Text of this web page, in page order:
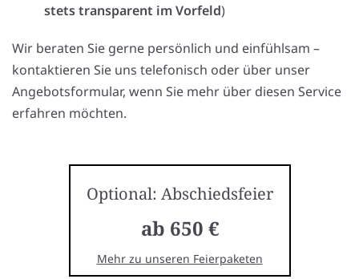
stets transparent im Vorfeld)
Wir beraten Sie gerne persönlich und einfühlsam –
kontaktieren Sie uns telefonisch oder über unser
Angebotsformular, wenn Sie mehr über diesen Service
erfahren möchten.
Optional: Abschiedsfeier
ab 650 €
Mehr zu unseren Feierpaketen